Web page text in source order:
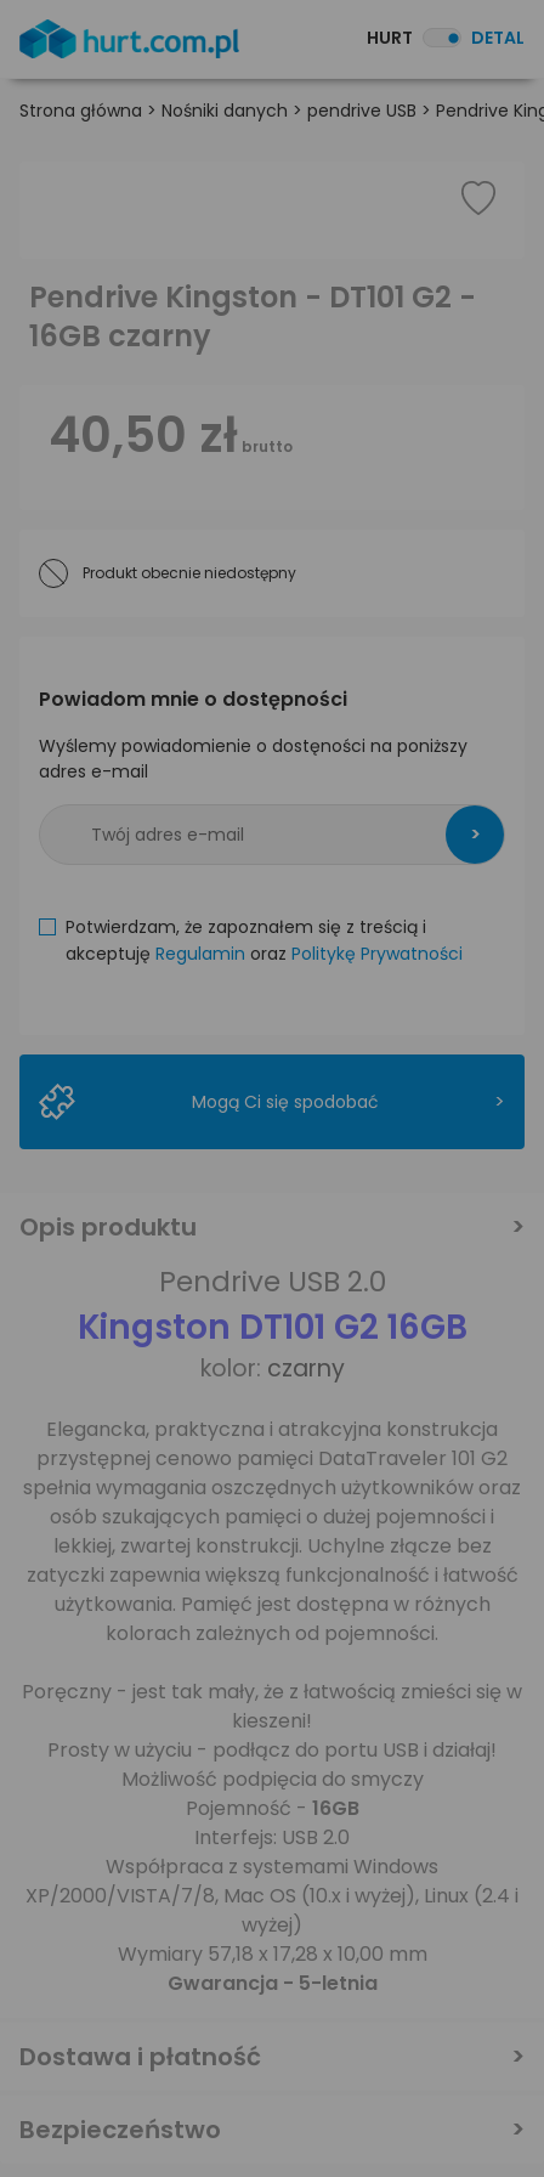
HURT DETAL
Strona główna > Nośniki danych > pendrive USB > Pendrive
Pendrive Kingston - DT101 G2 -
16GB czarny
40,50 zł brutto
Produkt obecnie niedostępny
Powiadom mnie o dostępności
Wyślemy powiadomienie o dostęności na poniższy
adres e-mail
>
Potwierdzam, że zapoznałem się z treścią i
akceptuję Regulamin oraz Politykę Prywatności
Mogą Ci się spodobać >
Opis produktu
Pendrive USB 2.0
Kingston DT101 G2 16GB
kolor: czarny
Elegancka, praktyczna i atrakcyjna konstrukcja
przystępnej cenowo pamięci DataTraveler 101 G2
spełnia wymagania oszczędnych użytkowników oraz
osób szukających pamięci o dużej pojemności i
lekkiej, zwartej konstrukcji. Uchylne złącze bez
zatyczki zapewnia większą funkcjonalność i łatwość
użytkowania. Pamięć jest dostępna w różnych
kolorach zależnych od pojemności.
Poręczny - jest tak mały, że z łatwością zmieści się w
kieszeni!
Prosty w użyciu - podłącz do portu USB i działaj!
Możliwość podpięcia do smyczy
Pojemność - 16GB
Interfejs: USB 2.0
Współpraca z systemami Windows
XP/2000/VISTA/7/8, Mac OS (10.x i wyżej), Linux (2.4 i
wyżej)
Wymiary 57,18 x 17,28 x 10,00 mm
Gwarancja - 5-letnia
Dostawa i płatność
Bezpieczeństwo